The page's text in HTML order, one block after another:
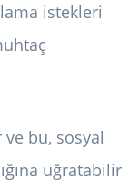
istekleri
ve bu, sosyal
uğratabilir